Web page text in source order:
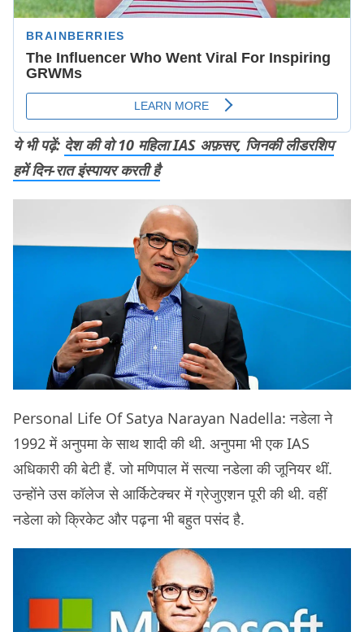
ये भी पढ़ें: देश की वो 10 महिला IAS अफ़सर, जिनकी लीडरशिप
हमें दिन-रात इंस्पायर करती है
Personal Life Of Satya Narayan Nadella: नडेला ने
1992 में अनुपमा के साथ शादी की थी. अनुपमा भी एक IAS
अधिकारी की बेटी हैं. जो मणिपाल में सत्या नडेला की जूनियर थीं.
उन्होंने उस कॉलेज से आर्किटेक्चर में ग्रेजुएशन पूरी की थी. वहीं
नडेला को क्रिकेट और पढ़ना भी बहुत पसंद है.